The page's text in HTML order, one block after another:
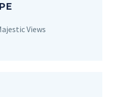
Views